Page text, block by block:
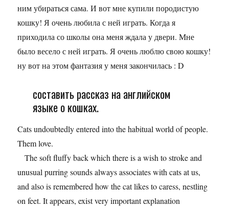
ним убираться сама. И вот мне купили породистую
кошку! Я очень любила с ней играть. Когда я
приходила со школы она меня ждала у двери. Мне
было весело с ней играть. Я очень люблю свою кошку!
ну вот на этом фантазия у меня закончилась : D
составить рассказ на английском
языке о кошках.
Cats undoubtedly entered into the habitual world of people.
Them love.
The soft fluffy back which there is a wish to stroke and
unusual purring sounds always associates with cats at us,
and also is remembered how the cat likes to caress, nestling
on feet. It appears, exist very important explanation